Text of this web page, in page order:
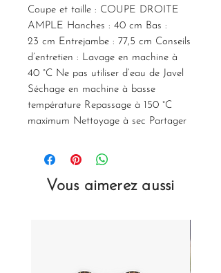
Coupe et taille : COUPE DROITE
AMPLE Hanches : 40 cm Bas :
23 cm Entrejambe : 77,5 cm Conseils
d’entretien : Lavage en machine à
40 °C Ne pas utiliser d’eau de Javel
Séchage en machine à basse
température Repassage à 150 °C
maximum Nettoyage à sec Partager
Vous aimerez aussi